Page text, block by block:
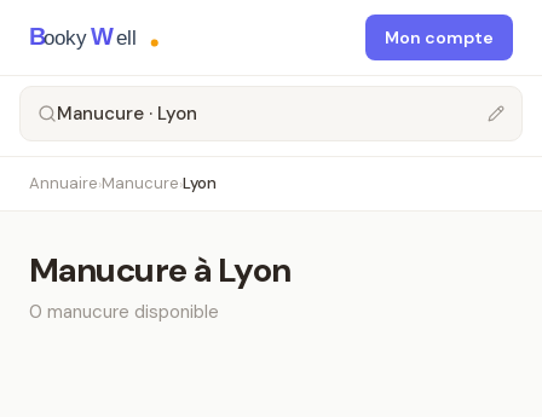
BookyWell Mon compte
Manucure · Lyon
Annuaire›Manucure›Lyon
Manucureà Lyon
0 manucure disponible